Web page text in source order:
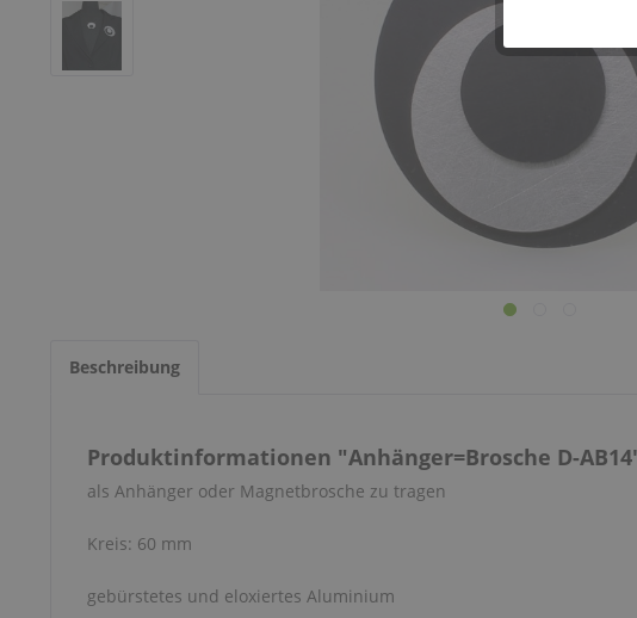
Beschreibung
Produktinformationen "Anhänger=Brosche D-
als Anhänger oder Magnetbrosche zu tragen
Kreis: 60 mm
gebürstetes und eloxiertes Aluminium